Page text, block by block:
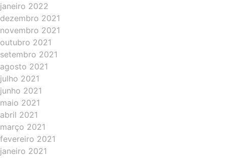
janeiro 2022
dezembro 2021
novembro 2021
outubro 2021
setembro 2021
agosto 2021
julho 2021
junho 2021
maio 2021
abril 2021
março 2021
fevereiro 2021
janeiro 2021